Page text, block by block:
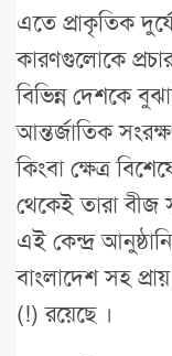
এতে প্রাকৃতিক
কারণগুলোকে
বিভিন্ন দেশকে
আন্তর্জাতিক
কিংবা ক্ষেত্র
থেকেই তারা
এই কেন্দ্র
বাংলাদেশ সহ
(!) রয়েছে ।